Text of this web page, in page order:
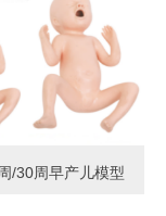
/30周早产儿模型